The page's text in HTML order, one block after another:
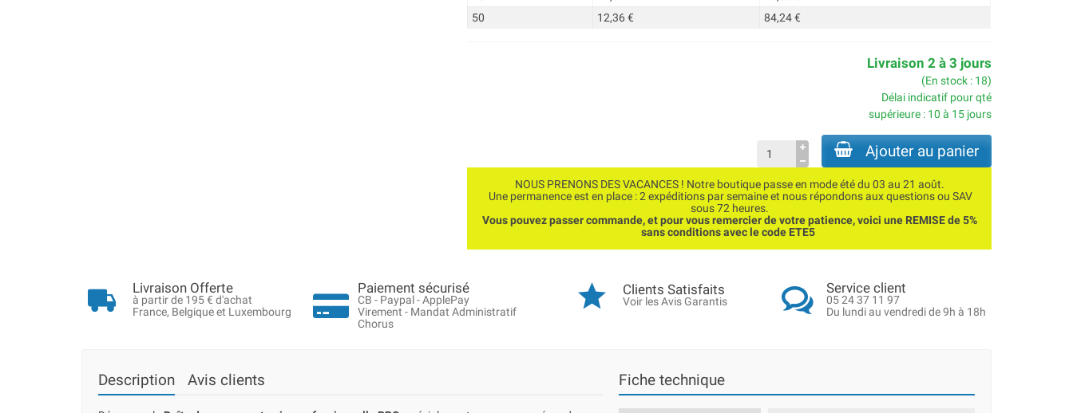
50
12,36 € 84,24 €
Livraison 2 à 3 jours
(En stock : 18)
Délai indicatif pour qté
supérieure : 10 à 15 jours
Ajouter au panier
NOUS PRENONS DES VACANCES ! Notre boutique passe en mode été du 03 au 21 août.
Une permanence est en place : 2 expéditions par semaine et nous répondons aux questions ou SAV
sous 72 heures.
Vous pouvez passer commande, et pour vous remercier de votre patience, voici une REMISE de 5%
sans conditions avec le code ETE5
Livraison Offerte
à partir de 195 € d'achat
France, Belgique et Luxembourg
Paiement sécurisé
CB - Paypal - ApplePay
Virement - Mandat Administratif
Chorus
Clients Satisfaits
Voir les Avis Garantis
Service client
05 24 37 11 97
Du lundi au vendredi de 9h à 18h
Description Avis clients Fiche technique